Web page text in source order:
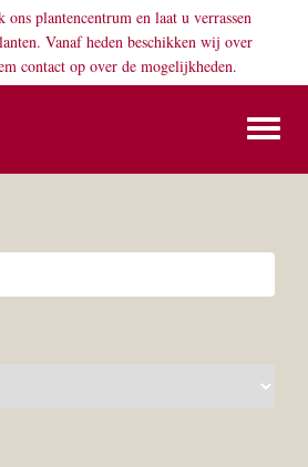
ons plantencentrum en laat u verrassen
Vanaf heden beschikken wij over
contact op over de mogelijkheden.